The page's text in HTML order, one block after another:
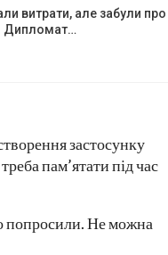
витрати, але забули про
Дипломат…
застосунку
пам’ятати під час
попросили. Не можна